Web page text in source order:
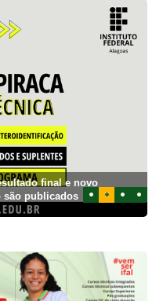
final e novo
são publicados